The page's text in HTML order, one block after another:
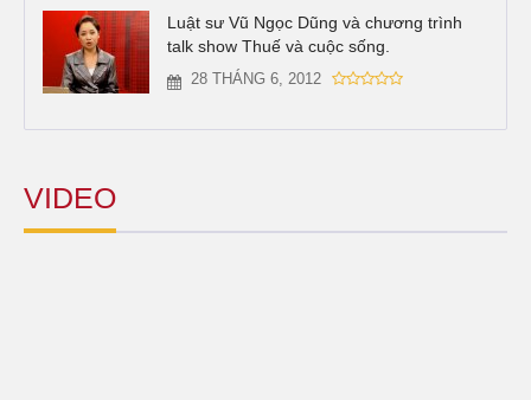
Luật sư Vũ Ngọc Dũng và chương trình
talk show Thuế và cuộc sống.
28 THÁNG 6, 2012
VIDEO